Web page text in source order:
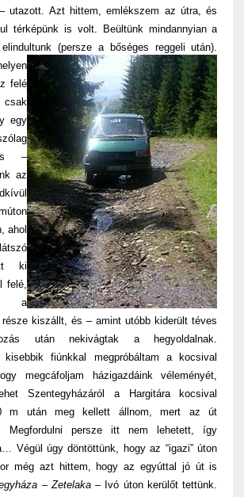
utazott. Azt hittem, emlékszem az útra, és
térképünk is volt. Beültünk mindannyian a
(persze a bőséges reggeli után).
felé
csak
egy
–
az
ahol
ki
felé,
a
része kiszállt, és – amint utóbb kiderült téves
után nekivágtak a hegyoldalnak.
kisebbik fiúnkkal megpróbáltam a kocsival
megcáfoljam házigazdáink véleményét,
Szentegyházáról a Hargitára kocsival
m után meg kellett állnom, mert az út
Megfordulni persze itt nem lehetett, így
Végül úgy döntöttünk, hogy az “igazi” úton
még azt hittem, hogy az egyúttal jó út is
– Zetelaka– Ivó úton kerülőt tettünk.